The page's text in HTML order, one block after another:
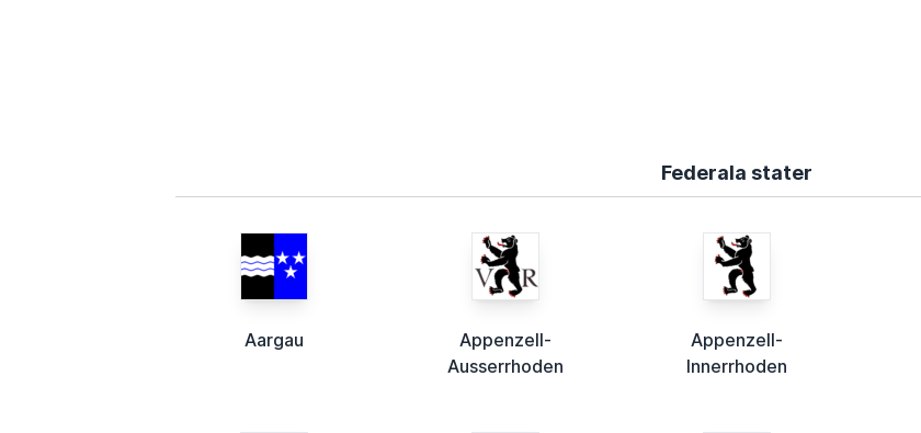
Federala stater
Aargau
Appenzell-
Ausserrhoden
Appenzell-
Innerrhoden